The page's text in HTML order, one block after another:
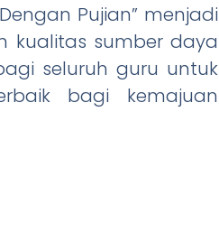
Pujian” menjadi
kualitas sumber daya
seluruh guru untuk
bagi kemajuan